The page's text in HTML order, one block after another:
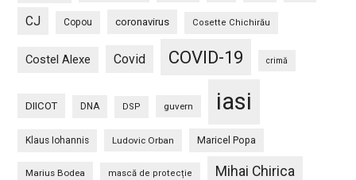
CJ Copou coronavirus Cosette Chichirău
Costel Alexe Covid COVID-19 crimă
DIICOT DNA DSP guvern iasi
Klaus Iohannis Ludovic Orban Maricel Popa
Marius Bodea mască de protecție Mihai Chirica